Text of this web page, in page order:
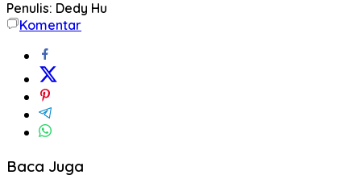
Penulis: Dedy Hu
Komentar
Baca Juga